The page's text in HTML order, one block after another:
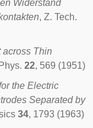
Widerstand
, Z. Tech.
across Thin
22, 569 (1951)
the Electric
Separated by
34, 1793 (1963)